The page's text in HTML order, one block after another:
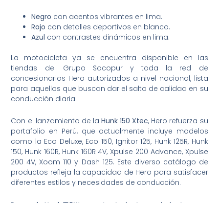
Negro con acentos vibrantes en lima.
Rojo con detalles deportivos en blanco.
Azul con contrastes dinámicos en lima.
La motocicleta ya se encuentra disponible en las
tiendas del Grupo Socopur y toda la red de
concesionarios Hero autorizados a nivel nacional, lista
para aquellos que buscan dar el salto de calidad en su
conducción diaria.
Con el lanzamiento de la Hunk 150 Xtec, Hero refuerza su
portafolio en Perú, que actualmente incluye modelos
como la Eco Deluxe, Eco 150, Ignitor 125, Hunk 125R, Hunk
150, Hunk 160R, Hunk 160R 4V, Xpulse 200 Advance, Xpulse
200 4V, Xoom 110 y Dash 125. Este diverso catálogo de
productos refleja la capacidad de Hero para satisfacer
diferentes estilos y necesidades de conducción.